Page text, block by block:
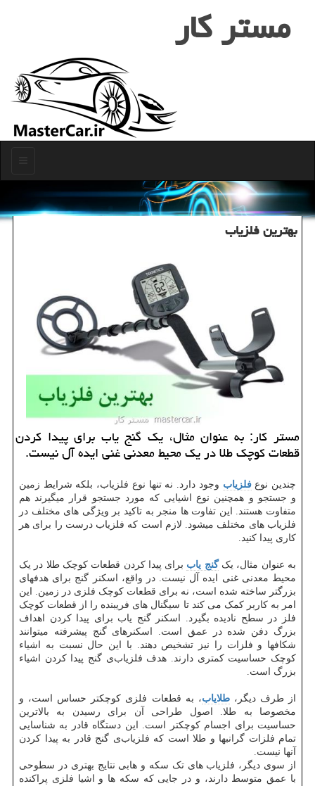
مستر كار
بهترین فلزیاب
مستر كار: به عنوان مثال، یك گنج یاب برای پیدا كردن
قطعات كوچك طلا در یك محیط معدنی غنی ایده آل نیست.
چندین نوعفلزیاب وجود دارد. نه تنها نوع فلزیاب، بلکه شرایط زمین
و جستجو و همچنین نوع اشیایی که مورد جستجو قرار میگیرند هم
متفاوت هستند. این تفاوت ها منجر به تاکید بر ویژگی های مختلف در
فلزیاب های مختلف میشود. لازم است که فلزیاب‌ درست را برای هر
کاری پیدا کنید.
به عنوان مثال، یکگنج یاب برای پیدا کردن قطعات کوچک طلا در یک
محیط معدنی غنی ایده آل نیست. در واقع، اسکنر گنج برای هدفهای
بزرگتر ساخته شده است، نه برای قطعات کوچک فلزی در زمین. این
امر به کاربر کمک می کند تا سیگنال های فریبنده را از قطعات کوچک
فلز در سطح نادیده بگیرد. اسکنر گنج یاب برای پیدا کردن اهداف
بزرگ دفن شده در عمق است. اسکنرهای گنج پیشرفته میتوانند
شکافها و فلزات را نیز تشخیص دهند. با این حال نسبت به اشیاء
کوچک حساسیت کمتری دارند. هدف فلزیاب‌ی گنج پیدا کردن اشیاء
بزرگ است.
از طرف دیگر،طلایاب، به قطعات فلزی کوچکتر حساس است، و
مخصوصا به طلا. اصول طراحی آن برای رسیدن به بالاترین
حساسیت برای اجسام کوچکتر است. این دستگاه قادر به شناسایی
تمام فلزات گرانبها و طلا است که فلزیاب‌ی گنج قادر به پیدا کردن
آنها نیست.
از سوی دیگر، فلزیاب های تک سکه و هابی نتایج بهتری در سطوحی
با عمق متوسط دارند، و در جایی که سکه ها و اشیا فلزی پراکنده